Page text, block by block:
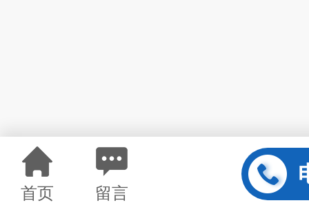
首页 留言